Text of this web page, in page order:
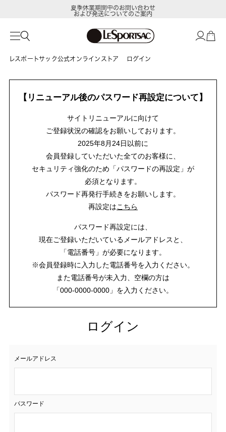
夏季休業期間中のお問い合わせ
および発送についてのご案内
レスポートサック公式オンラインストア ログイン
【リニューアル後のパスワード再設定について】
サイトリニューアルに向けて
ご登録状況の確認をお願いしております。
2025年8月24日以前に
会員登録していただいた全てのお客様に、
セキュリティ強化のため「パスワードの再設定」が
必須となります。
パスワード再発行手続きをお願いします。
再設定はこちら
パスワード再設定には、
現在ご登録いただいているメールアドレスと、
「電話番号」が必要になります。
※会員登録時に入力した電話番号を入力ください。
また電話番号が未入力、空欄の方は
「000-0000-0000」を入力ください。
ログイン
メールアドレス
パスワード